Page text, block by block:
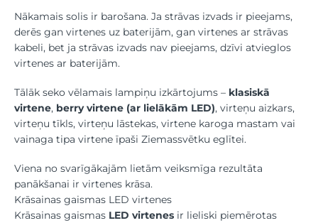
Nākamais solis ir barošana. Ja strāvas izvads ir pieejams,
derēs gan virtenes uz baterijām, gan virtenes ar strāvas
kabeli, bet ja strāvas izvads nav pieejams, dzīvi atvieglos
virtenes ar baterijām.
Tālāk seko vēlamais lampiņu izkārtojums – klasiskā
virtene, berry virtene (ar lielākām LED), virteņu aizkars,
virteņu tīkls, virteņu lāstekas, virtene karoga mastam vai
vainaga tipa virtene īpaši Ziemassvētku eglītei.
Viena no svarīgākajām lietām veiksmīga rezultāta
panākšanai ir virtenes krāsa.
Krāsainas gaismas LED virtenes
Krāsainas gaismas LED virtenesir lieliski piemērotas